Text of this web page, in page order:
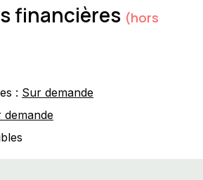
financières (hors
: Sur demande
demande